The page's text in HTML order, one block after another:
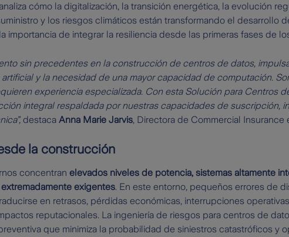
cómo la digitalización, la transición energética, la evolución
y los riesgos climáticos están transformando el desarrollo
importancia de integrar la resiliencia desde las primeras fases de
sin precedentes en la construcción de centros de datos,
y la necesidad de una mayor capacidad de computación.
experiencia especializada. Con esta Solución para Centros
integral respaldada por nuestras capacidades de suscripción,
destaca Anna Marie Jarvis, Directora de Commercial Insurance
la construcción
concentran elevados niveles de potencia, sistemas altamente
exigentes. En este entorno, pequeños errores de
en retrasos, pérdidas económicas, interrupciones
reputacionales. La ingeniería de riesgos para centros de
que minimiza la probabilidad de siniestros catastróficos y